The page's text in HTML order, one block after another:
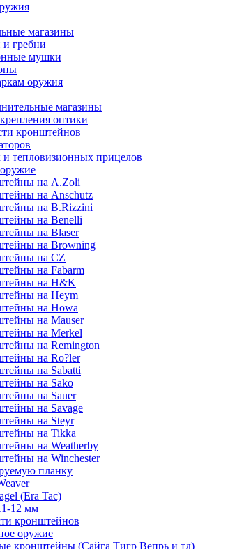
магазины
гребни
мушки
оружия
магазины
оптики
кронштейнов
тепловизионных прицелов
на A.Zoli
на Anschutz
на B.Rizzini
на Benelli
на Blaser
на Browning
на CZ
на Fabarm
на H&K
на Heym
на Howa
на Mauser
на Merkel
на Remington
на Ro?ler
на Sabatti
на Sako
на Sauer
на Savage
на Steyr
на Tikka
на Weatherby
на Winchester
планку
(Era Tac)
12 мм
кронштейнов
оружие
кронштейны (Сайга Тигр Вепрь и тд)